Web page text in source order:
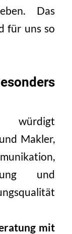
Das
für uns so
Makler,
und
mit